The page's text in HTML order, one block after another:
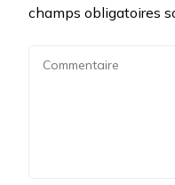
champs obligatoires